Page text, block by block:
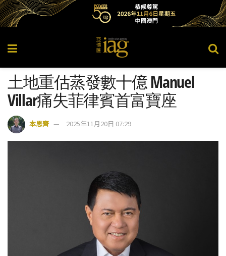
土地重估蒸發數十億 Manuel
Villar痛失菲律賓首富寶座
本思齊 2025年11月20日 07:29